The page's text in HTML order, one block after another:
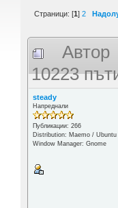
Страници: [1] 2
Автор
10223
steady
Напреднали
Публикации: 266
Distribution: Maemo / Ubuntu
Window Manager: Gnome